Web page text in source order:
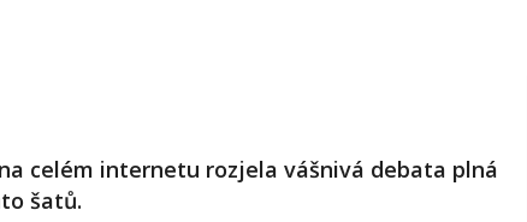
celém internetu rozjela vášnivá debata plná
šatů.